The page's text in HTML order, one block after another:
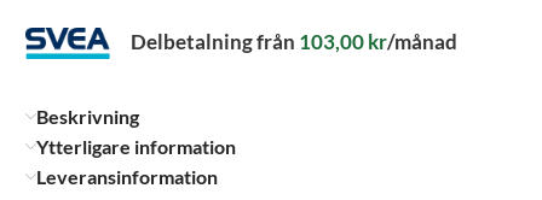
Delbetalning från 103,00kr/månad
Beskrivning
Ytterligare information
Leveransinformation